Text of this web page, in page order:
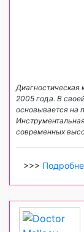
Диагностическая
2005 года. В
основывается на
современных
>>>